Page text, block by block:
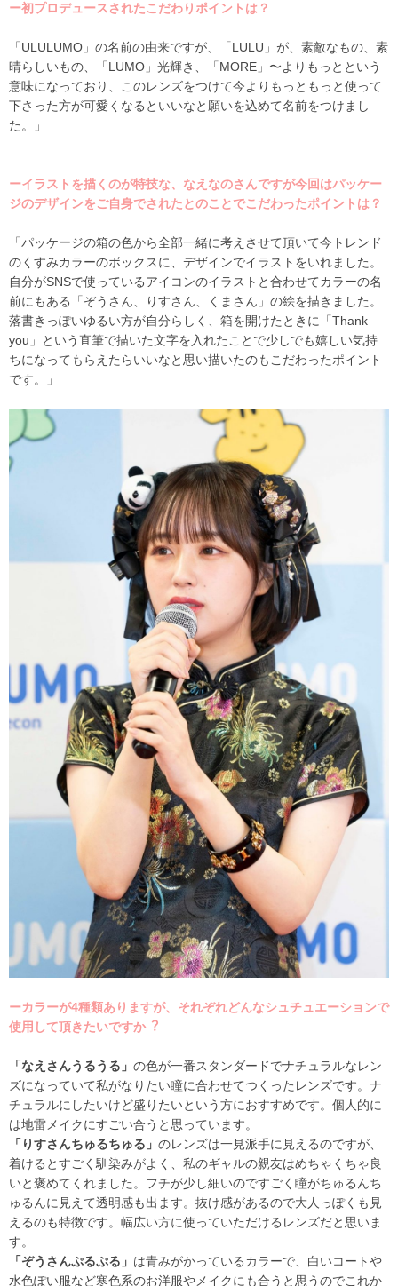
ー初プロデュースされたこだわりポイントは？
「ULULUMO」の名前の由来ですが、「LULU」が、素敵なもの、素
晴らしいもの、「LUMO」光輝き、「MORE」〜よりもっとという
意味になっており、このレンズをつけて今よりもっともっと使って
下さった方が可愛くなるといいなと願いを込めて名前をつけまし
た。」
ーイラストを描くのが特技な、なえなのさんですが今回はパッケー
ジのデザインをご自身でされたとのことでこだわったポイントは？
「パッケージの箱の色から全部一緒に考えさせて頂いて今トレンド
のくすみカラーのボックスに、デザインでイラストをいれました。
自分がSNSで使っているアイコンのイラストと合わせてカラーの名
前にもある「ぞうさん、りすさん、くまさん」の絵を描きました。
落書きっぽいゆるい方が自分らしく、箱を開けたときに「Thank
you」という直筆で描いた文字を入れたことで少しでも嬉しい気持
ちになってもらえたらいいなと思い描いたのもこだわったポイント
です。」
ーカラーが4種類ありますが、それぞれどんなシュチュエーションで
使用して頂きたいですか︖
「なえさんうるうる」 の色が一番スタンダードでナチュラルなレン
ズになっていて私がなりたい瞳に合わせてつくったレンズです。ナ
チュラルにしたいけど盛りたいという方におすすめです。個人的に
は地雷メイクにすごい合うと思っています。
「りすさんちゅるちゅる」 のレンズは一見派手に見えるのですが、
着けるとすごく馴染みがよく、私のギャルの親友はめちゃくちゃ良
いと褒めてくれました。フチが少し細いのですごく瞳がちゅるんち
ゅるんに見えて透明感も出ます。抜け感があるので大人っぽくも見
えるのも特徴です。幅広い方に使っていただけるレンズだと思いま
す。
「ぞうさんぷるぷる」 は⻘みがかっているカラーで、白いコートや
水色ぽい服など寒色系のお洋服やメイクにも合うと思うのでこれか